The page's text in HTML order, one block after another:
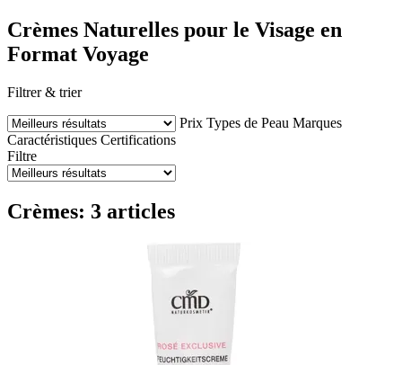
Crèmes Naturelles pour le Visage en
Format Voyage
Filtrer & trier
Prix Types de Peau Marques
Caractéristiques Certifications
Filtre
Crèmes: 3 articles